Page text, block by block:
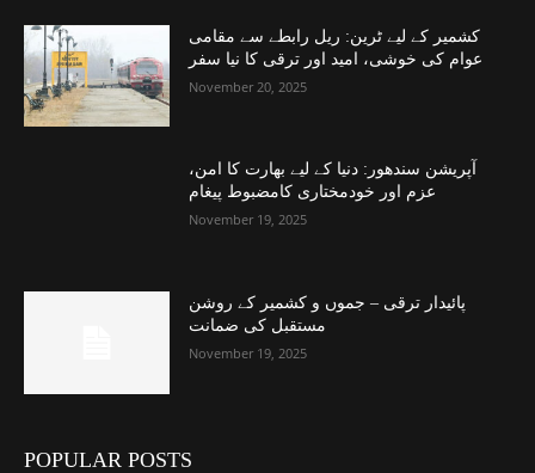
کشمیر کے لیے ٹرین: ریل رابطے سے مقامی
عوام کی خوشی، امید اور ترقی کا نیا سفر
November 20, 2025
آپریشن سندھور: دنیا کے لیے بھارت کا امن،
عزم اور خودمختاری کامضبوط پیغام
November 19, 2025
پائیدار ترقی – جموں و کشمیر کے روشن
مستقبل کی ضمانت
November 19, 2025
POPULAR POSTS